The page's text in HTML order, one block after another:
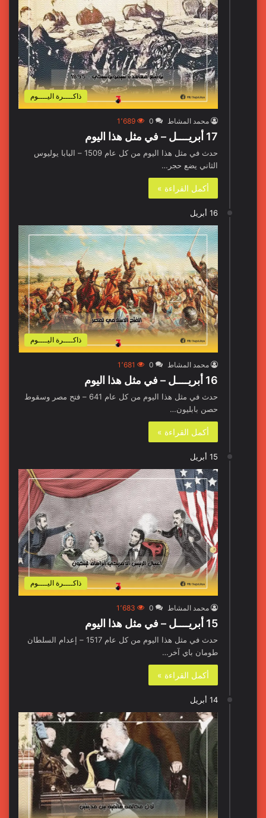
ذاكــــرة اليــــوم
محمد المشاط 0 1٬689
17 أبريــــل – في مثل هذا اليوم
حدث في مثل هذا اليوم من كل عام 1509 – البابا يوليوس
الثاني يضع حجر…
أكمل القراءة »
16 أبريل
ذاكــــرة اليــــوم
محمد المشاط 0 1٬681
16 أبريــــل – في مثل هذا اليوم
حدث في مثل هذا اليوم من كل عام 641 – فتح مصر وسقوط
حصن بابليون…
أكمل القراءة »
15 أبريل
ذاكــــرة اليــــوم
محمد المشاط 0 1٬683
15 أبريــــل – في مثل هذا اليوم
حدث في مثل هذا اليوم من كل عام 1517 – إعدام السلطان
طومان باي آخر…
أكمل القراءة »
14 أبريل